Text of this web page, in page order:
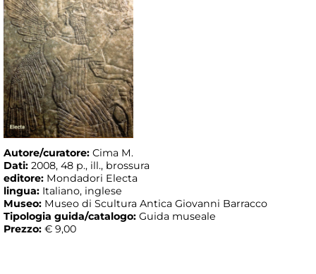
Autore/curatore: Cima M.
Dati: 2008, 48 p., ill., brossura
editore: Mondadori Electa
lingua: Italiano, inglese
Museo: Museo di Scultura Antica Giovanni Barracco
Tipologia guida/catalogo: Guida museale
Prezzo: € 9,00